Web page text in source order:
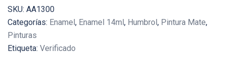
-
14ml
cantidad
SKU: AA1300
Categorías: Enamel, Enamel 14ml, Humbrol, Pintura Mate,
Pinturas
Etiqueta: Verificado